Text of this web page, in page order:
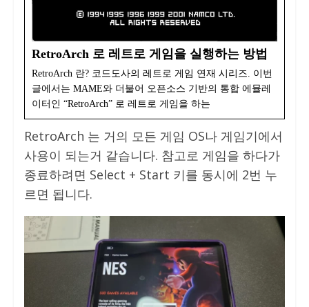
RetroArch 로 레트로 게임을 실행하는 방법
RetroArch 란? 코드도사의 레트로 게임 연재 시리즈. 이번
글에서는 MAME와 더불어 오픈소스 기반의 통합 에뮬레
이터인 “RetroArch” 로 레트로 게임을 하는
RetroArch 는 거의 모든 게임 OS나 게임기에서
사용이 되는거 같습니다. 참고로 게임을 하다가
종료하려면 Select + Start 키를 동시에 2번 누
르면 됩니다.